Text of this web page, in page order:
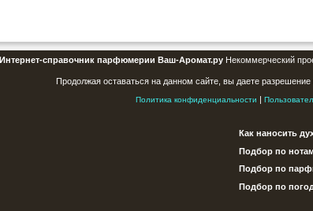
Интернет-справочник парфюмерии Ваш-Аромат.руНекоммерческий
Продолжая оставаться на данном сайте, вы даете
Политика конфиденциальности |
Как наносить
Подбор по
Подбор по
Подбор по